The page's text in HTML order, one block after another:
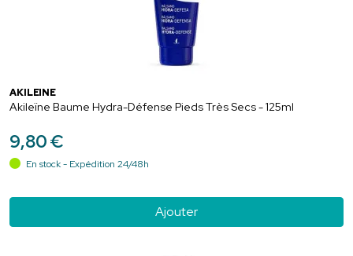
AKILEÏNE
Akileïne Baume Hydra-Défense Pieds Très Secs - 125ml
9,80€
En stock - Expédition 24/48h
Ajouter